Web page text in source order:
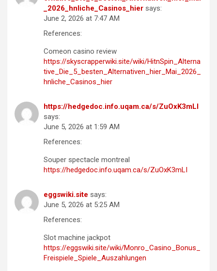
_2026_hnliche_Casinos_hier says:
June 2, 2026 at 7:47 AM
References:
Comeon casino review
https://skyscrapperwiki.site/wiki/HitnSpin_Alterna
tive_Die_5_besten_Alternativen_hier_Mai_2026_
hnliche_Casinos_hier
https://hedgedoc.info.uqam.ca/s/ZuOxK3mLI
says:
June 5, 2026 at 1:59 AM
References:
Souper spectacle montreal
https://hedgedoc.info.uqam.ca/s/ZuOxK3mLI
eggswiki.site says:
June 5, 2026 at 5:25 AM
References:
Slot machine jackpot
https://eggswiki.site/wiki/Monro_Casino_Bonus_
Freispiele_Spiele_Auszahlungen